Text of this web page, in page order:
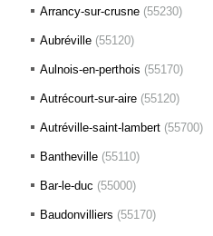
Arrancy-sur-crusne (55230)
Aubréville (55120)
Aulnois-en-perthois (55170)
Autrécourt-sur-aire (55120)
Autréville-saint-lambert (55700)
Bantheville (55110)
Bar-le-duc (55000)
Baudonvilliers (55170)